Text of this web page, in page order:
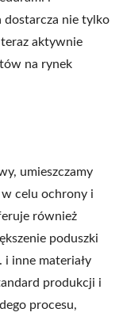
dostarcza nie tylko
aktywnie
na rynek
umieszczamy
celu ochrony i
również
poduszki
i inne materiały
produkcji i
procesu,